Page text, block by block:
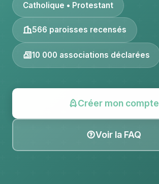
Catholique • Protestant
566 paroisses recensés
10 000 associations déclarées
Créer mon compte
Voir la FAQ